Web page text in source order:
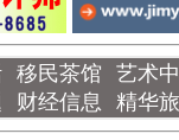
移民茶馆 艺术
财经信息 精华